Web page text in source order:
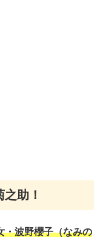
助！
・波野櫻子（なみの